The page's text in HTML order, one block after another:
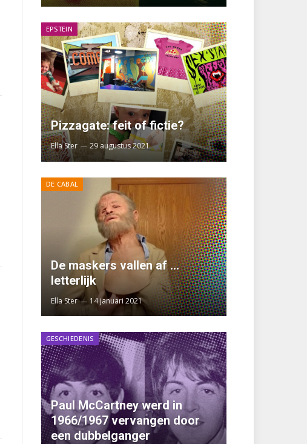
EPSTEIN
Pizzagate: feit of fictie?
Ella Ster 29 augustus 2021
DE CABAL
De maskers vallen af …
letterlijk
Ella Ster 14 januari 2021
GESCHIEDENIS
Paul McCartney werd in
1966/1967 vervangen door
een dubbelganger